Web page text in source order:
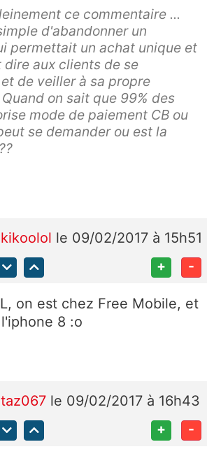
ce commentaire ...
d'abandonner un
permettait un achat unique et
dire aux clients de se
de veiller à sa propre
on sait que 99% des
mode de paiement CB ou
se demander ou est la
kikoolol le 09/02/2017 à 15h51
+ -
on est chez Free Mobile, et
8 :o
taz067 le 09/02/2017 à 16h43
+ -